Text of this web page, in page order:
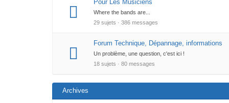
Pour Les Musiciens
Where the bands are...
29 sujets · 386 messages
Forum Technique, Dépannage, informations
Un problème, une question, c'est ici !
18 sujets · 80 messages
Archives